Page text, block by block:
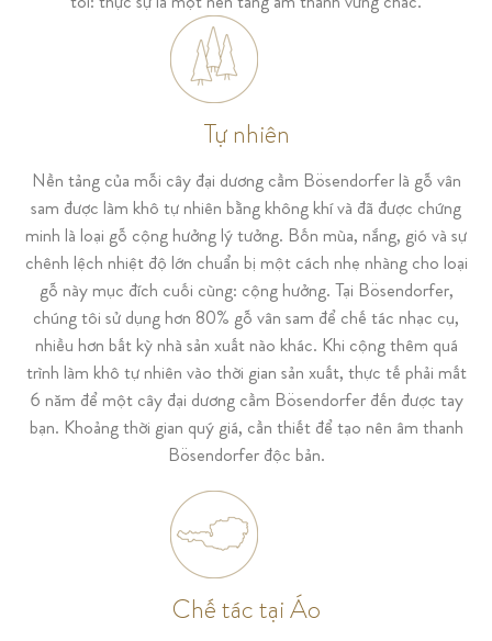
Tự nhiên
Nền tảng của mỗi cây đại dương cầm Bösendorfer là gỗ vân
sam được làm khô tự nhiên bằng không khí và đã được chứng
minh là loại gỗ cộng hưởng lý tưởng. Bốn mùa, nắng, gió và sự
chênh lệch nhiệt độ lớn chuẩn bị một cách nhẹ nhàng cho loại
gỗ này mục đích cuối cùng: cộng hưởng. Tại Bösendorfer,
chúng tôi sử dụng hơn 80% gỗ vân sam để chế tác nhạc cụ,
nhiều hơn bất kỳ nhà sản xuất nào khác. Khi cộng thêm quá
trình làm khô tự nhiên vào thời gian sản xuất, thực tế phải mất
6 năm để một cây đại dương cầm Bösendorfer đến được tay
bạn. Khoảng thời gian quý giá, cần thiết để tạo nên âm thanh
Bösendorfer độc bản.
Chế tác tại Áo